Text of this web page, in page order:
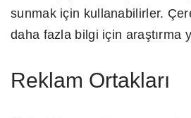
sunmak için kullanabilirler.
daha fazla bilgi için araştırma
Reklam Ortakları